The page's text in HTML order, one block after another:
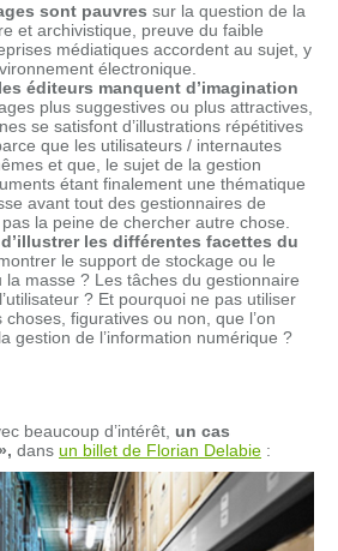
sont pauvres sur la question de la
et archivistique, preuve du faible
médiatiques accordent au sujet, y
électronique.
éditeurs manquent d’imagination
plus suggestives ou plus attractives,
se satisfont d’illustrations répétitives
que les utilisateurs / internautes
et que, le sujet de la gestion
étant finalement une thématique
avant tout des gestionnaires de
la peine de chercher autre chose.
les différentes facettes du
le support de stockage ou le
la masse ? Les tâches du gestionnaire
? Et pourquoi ne pas utiliser
choses, figuratives ou non, que l’on
gestion de l’information numérique ?
beaucoup d’intérêt, un cas
dans un billet de Florian Delabie :